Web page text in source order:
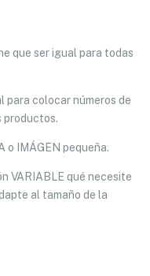
que ser igual para todas
para colocar números de
productos.
o IMÁGEN pequeña.
VARIABLE qué necesite
al tamaño de la